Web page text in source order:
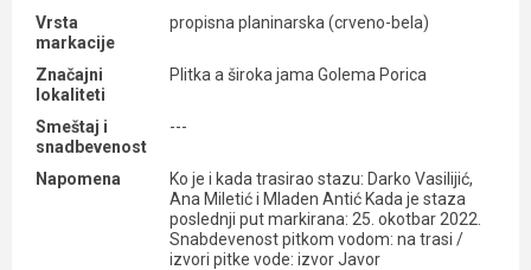
Vrsta
markacije
propisna planinarska (crveno-bela)
Značajni
lokaliteti
Plitka a široka jama Golema Porica
Smeštaj i
snadbevenost
---
Napomena
Ko je i kada trasirao stazu: Darko Vasilijić,
Ana Miletić i Mladen Antić Kada je staza
poslednji put markirana: 25. okotbar 2022.
Snabdevenost pitkom vodom: na trasi /
izvori pitke vode: izvor Javor